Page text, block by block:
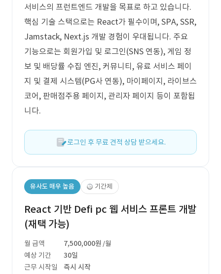
서비스의 프런트엔드 개발을 목표로 하고 있습니다.
핵심 기술 스택으로는 React가 필수이며, SPA, SSR,
Jamstack, Next.js 개발 경험이 우대됩니다. 주요
기능으로는 회원가입 및 로그인(SNS 연동), 게임 정
보 및 배당률 수집 엔진, 커뮤니티, 유료 서비스 페이
지 및 결제 시스템(PG사 연동), 마이페이지, 라이브스
코어, 판매점주용 페이지, 관리자 페이지 등이 포함됩
니다.
로그인 후 무료 견적 상담 받으세요.
유사도 매우 높음 기간제
React 기반 Defi pc 웹 서비스 프론트 개발
(재택 가능)
월 금액 7,500,000원 /월
예상 기간
30일
근무 시작일
즉시 시작